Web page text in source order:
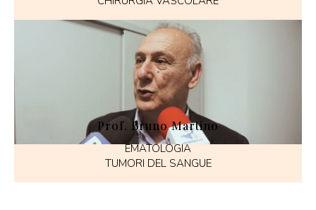
Prof. Bruno Martino
EMATOLOGIA
TUMORI DEL SANGUE